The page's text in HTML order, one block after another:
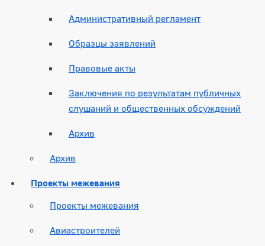
Административный регламент
Образцы заявлений
Правовые акты
Заключения по результатам публичных
слушаний и общественных обсуждений
Архив
Архив
Проекты межевания
Проекты межевания
Авиастроителей